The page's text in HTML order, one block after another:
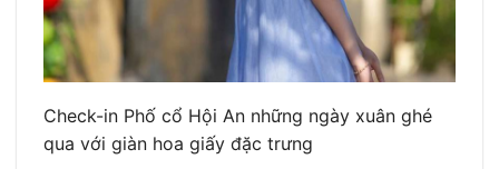
Check-in Phố cổ Hội An những ngày xuân ghé
qua với giàn hoa giấy đặc trưng